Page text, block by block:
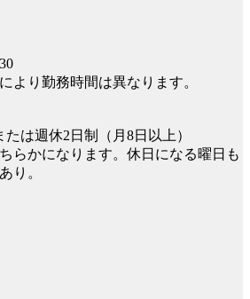
より勤務時間は異なります。
は週休2日制（月8日以上）
らかになります。休日になる曜日も
り。